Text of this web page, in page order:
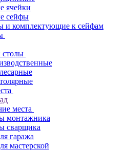
ячейки
сейфы
и комплектующие к сейфам
столы
места
монтажника
сварщика
гаража
мастерской